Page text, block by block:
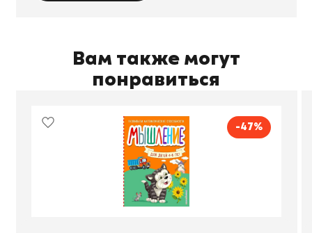
Вам также могут
понравиться
-47%